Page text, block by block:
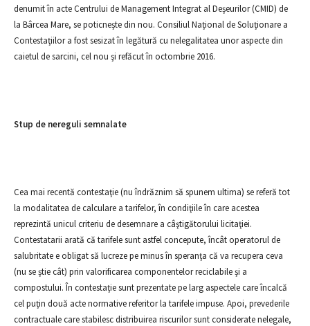
denumit în acte Centrului de Management Integrat al Deşeurilor (CMID) de
la Bârcea Mare, se poticneşte din nou. Consiliul Naţional de Soluţionare a
Contestaţiilor a fost sesizat în legătură cu nelegalitatea unor aspecte din
caietul de sarcini, cel nou şi refăcut în octombrie 2016.
Stup de nereguli semnalate
Cea mai recentă contestaţie (nu îndrăznim să spunem ultima) se referă tot
la modalitatea de calculare a tarifelor, în condiţiile în care acestea
reprezintă unicul criteriu de desemnare a câştigătorului licitaţiei.
Contestatarii arată că tarifele sunt astfel concepute, încât operatorul de
salubritate e obligat să lucreze pe minus în speranţa că va recupera ceva
(nu se ştie cât) prin valorificarea componentelor reciclabile şi a
compostului. În contestaţie sunt prezentate pe larg aspectele care încalcă
cel puţin două acte normative referitor la tarifele impuse. Apoi, prevederile
contractuale care stabilesc distribuirea riscurilor sunt considerate nelegale,